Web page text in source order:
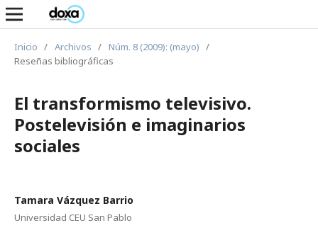
Inicio / Archivos / Núm. 8 (2009): (mayo) /
Reseñas bibliográficas
El transformismo televisivo.
Postelevisión e imaginarios
sociales
Tamara Vázquez Barrio
Universidad CEU San Pablo